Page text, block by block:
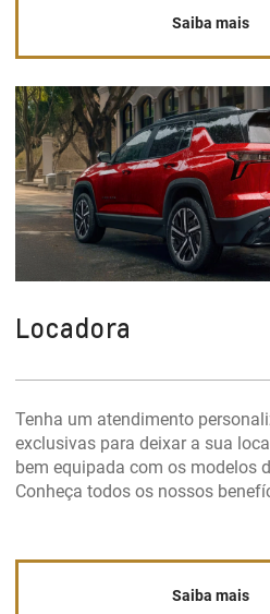
Saiba mais
Locadora
Tenha um atendimento
exclusivas para deixar a sua
bem equipada com os modelos
Conheça todos os nossos
Saiba mais